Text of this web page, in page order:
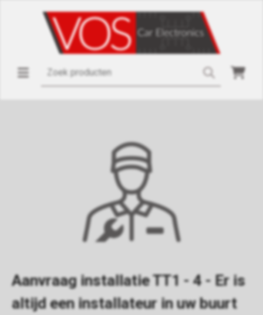
Aanvraag installatie TT1 - 4 - Er is
altijd een installateur in uw buurt